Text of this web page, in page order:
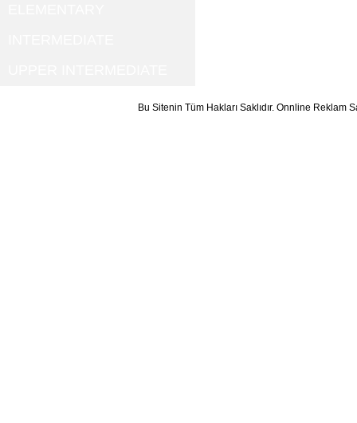
Bu Sitenin Tüm Hakları Saklıdır. Onnline